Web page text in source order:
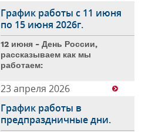
График работы с 11 июня
по 15 июня 2026г.
12 июня - День России,
рассказываем как мы
работаем:
23 апреля 2026
График работы в
предпраздничные дни.